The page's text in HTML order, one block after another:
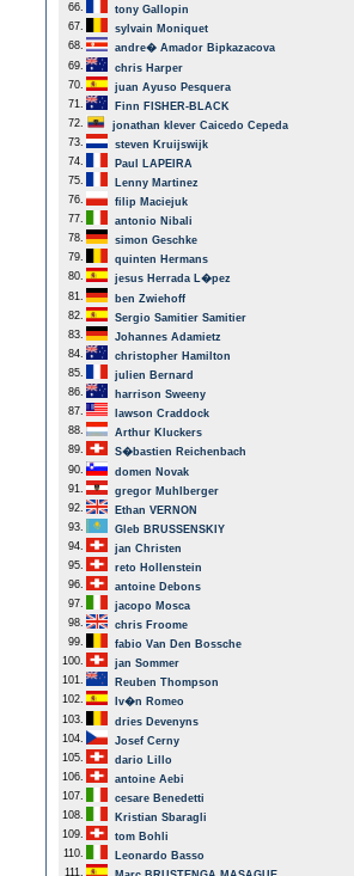
66.
tony Gallopin
67.
sylvain Moniquet
68.
andre� Amador Bipkazacova
69.
chris Harper
70.
juan Ayuso Pesquera
71.
Finn FISHER-BLACK
72.
jonathan klever Caicedo Cepeda
73.
steven Kruijswijk
74.
Paul LAPEIRA
75.
Lenny Martinez
76.
filip Maciejuk
77.
antonio Nibali
78.
simon Geschke
79.
quinten Hermans
80.
jesus Herrada L�pez
81.
ben Zwiehoff
82.
Sergio Samitier Samitier
83.
Johannes Adamietz
84.
christopher Hamilton
85.
julien Bernard
86.
harrison Sweeny
87.
lawson Craddock
88.
Arthur Kluckers
89.
S�bastien Reichenbach
90.
domen Novak
91.
gregor Muhlberger
92.
Ethan VERNON
93.
Gleb BRUSSENSKIY
94.
jan Christen
95.
reto Hollenstein
96.
antoine Debons
97.
jacopo Mosca
98.
chris Froome
99.
fabio Van Den Bossche
100.
jan Sommer
101.
Reuben Thompson
102.
Iv�n Romeo
103.
dries Devenyns
104.
Josef Cerny
105.
dario Lillo
106.
antoine Aebi
107.
cesare Benedetti
108.
Kristian Sbaragli
109.
tom Bohli
110.
Leonardo Basso
111.